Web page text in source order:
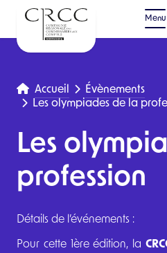
Menu
Accueil
Évènements
Les olympiades de la
Les
profession
Détails de l’événements :
Pour cette 1ère édition, la